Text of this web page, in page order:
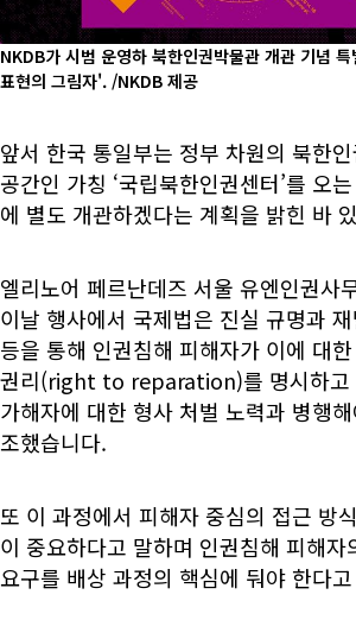
NKDB가 시범 운영하 북한인권박물관 개관 기념
표현의 그림자'. /NKDB 제공
앞서 한국 통일부는 정부 차원의 북한
공간인 가칭 ‘국립북한인권센터’를 오
에 별도 개관하겠다는 계획을 밝힌 바
엘리노어 페르난데즈 서울 유엔인권사
이날 행사에서 국제법은 진실 규명과
등을 통해 인권침해 피해자가 이에 대
권리(right to reparation)를 명시하고
가해자에 대한 형사 처벌 노력과 병행
조했습니다.
또 이 과정에서 피해자 중심의 접근 방
이 중요하다고 말하며 인권침해 피해자
요구를 배상 과정의 핵심에 둬야 한다